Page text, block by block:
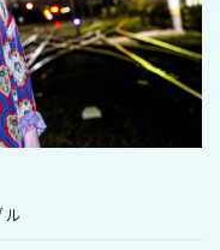
ちら